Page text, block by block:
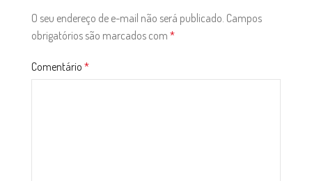
O seu endereço de e-mail não será publicado. Campos
obrigatórios são marcados com *
Comentário *